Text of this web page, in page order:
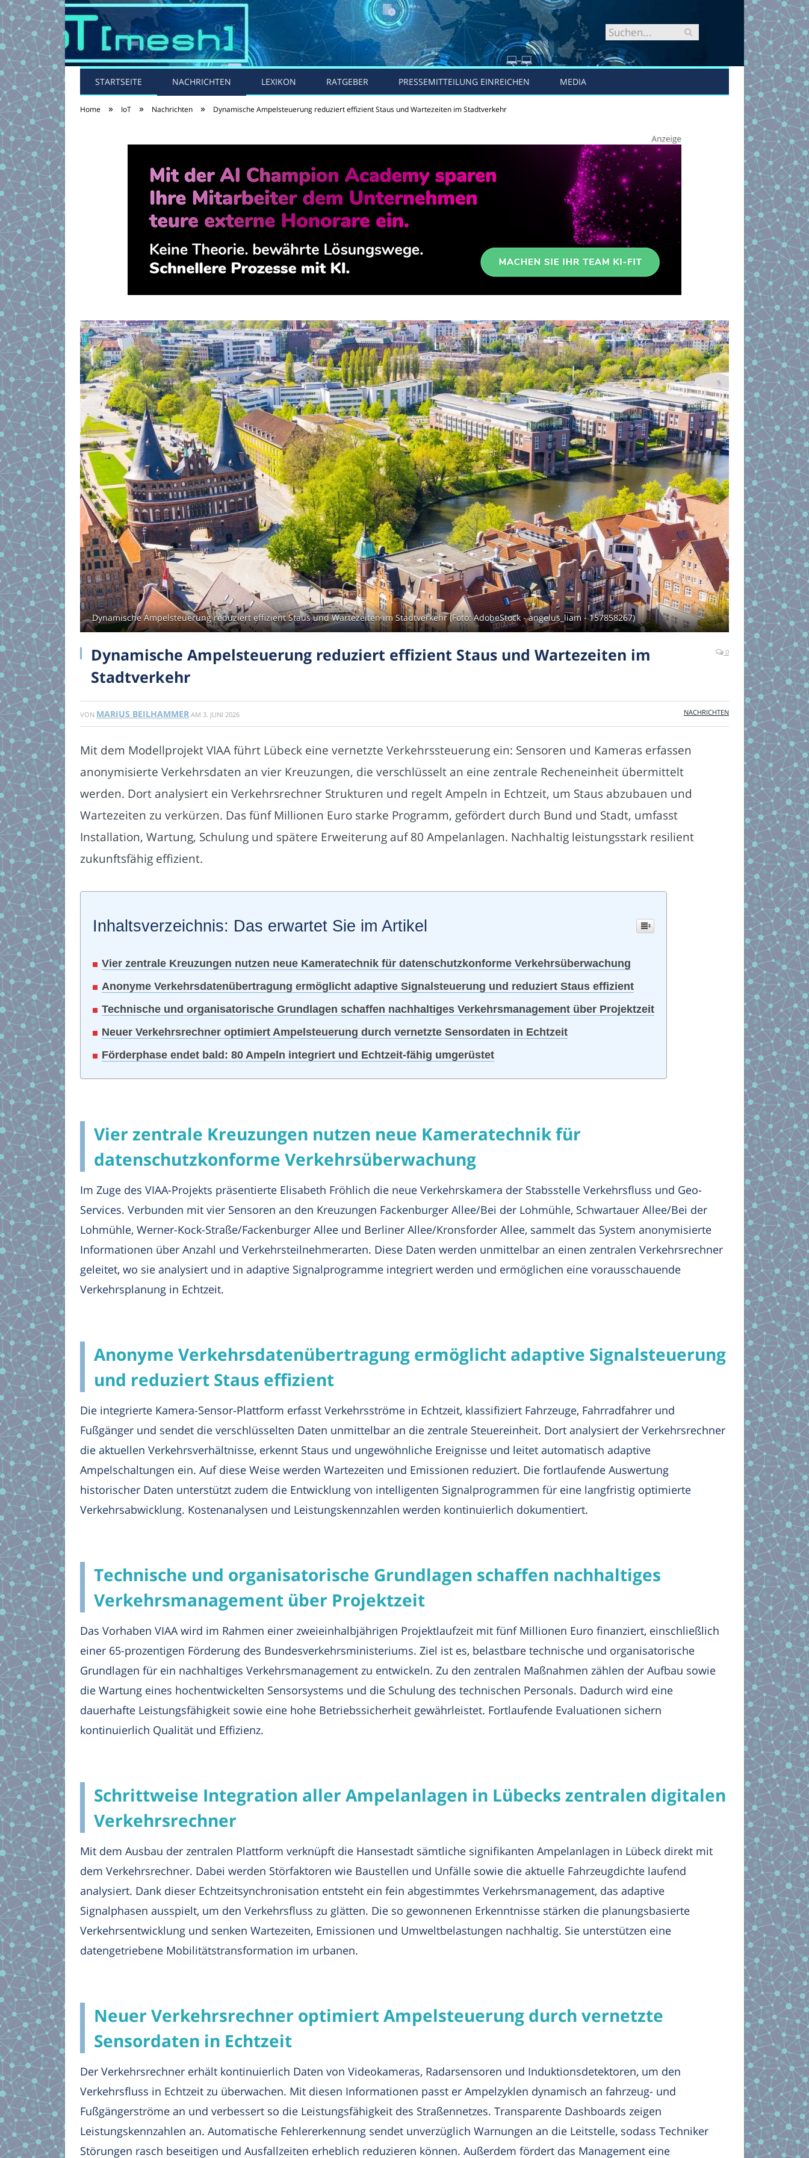
STARTSEITE NACHRICHTEN LEXIKON RATGEBER PRESSEMITTEILUNG EINREICHEN MEDIA
Home » IoT » Nachrichten » Dynamische Ampelsteuerung reduziert effizient Staus und Wartezeiten im Stadtverkehr
Dynamische Ampelsteuerung reduziert effizient Staus und Wartezeiten im Stadtverkehr (Foto: AdobeStock - angelus_liam - 157858267)
Dynamische Ampelsteuerung reduziert effizient Staus und Wartezeiten im
Stadtverkehr
0
VON MARIUS BEILHAMMER AM 3. JUNI 2026 NACHRICHTEN
Mit dem Modellprojekt VIAA führt Lübeck eine vernetzte Verkehrssteuerung ein: Sensoren und Kameras erfassen
anonymisierte Verkehrsdaten an vier Kreuzungen, die verschlüsselt an eine zentrale Recheneinheit übermittelt
werden. Dort analysiert ein Verkehrsrechner Strukturen und regelt Ampeln in Echtzeit, um Staus abzubauen und
Wartezeiten zu verkürzen. Das fünf Millionen Euro starke Programm, gefördert durch Bund und Stadt, umfasst
Installation, Wartung, Schulung und spätere Erweiterung auf 80 Ampelanlagen. Nachhaltig leistungsstark resilient
zukunftsfähig effizient.
Inhaltsverzeichnis: Das erwartet Sie im Artikel
Vier zentrale Kreuzungen nutzen neue Kameratechnik für datenschutzkonforme Verkehrsüberwachung
Anonyme Verkehrsdatenübertragung ermöglicht adaptive Signalsteuerung und reduziert Staus effizient
Technische und organisatorische Grundlagen schaffen nachhaltiges Verkehrsmanagement über Projektzeit
Neuer Verkehrsrechner optimiert Ampelsteuerung durch vernetzte Sensordaten in Echtzeit
Förderphase endet bald: 80 Ampeln integriert und Echtzeit-fähig umgerüstet
Vier zentrale Kreuzungen nutzen neue Kameratechnik für
datenschutzkonforme Verkehrsüberwachung
Im Zuge des VIAA-Projekts präsentierte Elisabeth Fröhlich die neue Verkehrskamera der Stabsstelle Verkehrsfluss und Geo-
Services. Verbunden mit vier Sensoren an den Kreuzungen Fackenburger Allee/Bei der Lohmühle, Schwartauer Allee/Bei der
Lohmühle, Werner-Kock-Straße/Fackenburger Allee und Berliner Allee/Kronsforder Allee, sammelt das System anonymisierte
Informationen über Anzahl und Verkehrsteilnehmerarten. Diese Daten werden unmittelbar an einen zentralen Verkehrsrechner
geleitet, wo sie analysiert und in adaptive Signalprogramme integriert werden und ermöglichen eine vorausschauende
Verkehrsplanung in Echtzeit.
Anonyme Verkehrsdatenübertragung ermöglicht adaptive Signalsteuerung
und reduziert Staus effizient
Die integrierte Kamera-Sensor-Plattform erfasst Verkehrsströme in Echtzeit, klassifiziert Fahrzeuge, Fahrradfahrer und
Fußgänger und sendet die verschlüsselten Daten unmittelbar an die zentrale Steuereinheit. Dort analysiert der Verkehrsrechner
die aktuellen Verkehrsverhältnisse, erkennt Staus und ungewöhnliche Ereignisse und leitet automatisch adaptive
Ampelschaltungen ein. Auf diese Weise werden Wartezeiten und Emissionen reduziert. Die fortlaufende Auswertung
historischer Daten unterstützt zudem die Entwicklung von intelligenten Signalprogrammen für eine langfristig optimierte
Verkehrsabwicklung. Kostenanalysen und Leistungskennzahlen werden kontinuierlich dokumentiert.
Technische und organisatorische Grundlagen schaffen nachhaltiges
Verkehrsmanagement über Projektzeit
Das Vorhaben VIAA wird im Rahmen einer zweieinhalbjährigen Projektlaufzeit mit fünf Millionen Euro finanziert, einschließlich
einer 65-prozentigen Förderung des Bundesverkehrsministeriums. Ziel ist es, belastbare technische und organisatorische
Grundlagen für ein nachhaltiges Verkehrsmanagement zu entwickeln. Zu den zentralen Maßnahmen zählen der Aufbau sowie
die Wartung eines hochentwickelten Sensorsystems und die Schulung des technischen Personals. Dadurch wird eine
dauerhafte Leistungsfähigkeit sowie eine hohe Betriebssicherheit gewährleistet. Fortlaufende Evaluationen sichern
kontinuierlich Qualität und Effizienz.
Schrittweise Integration aller Ampelanlagen in Lübecks zentralen digitalen
Verkehrsrechner
Mit dem Ausbau der zentralen Plattform verknüpft die Hansestadt sämtliche signifikanten Ampelanlagen in Lübeck direkt mit
dem Verkehrsrechner. Dabei werden Störfaktoren wie Baustellen und Unfälle sowie die aktuelle Fahrzeugdichte laufend
analysiert. Dank dieser Echtzeitsynchronisation entsteht ein fein abgestimmtes Verkehrsmanagement, das adaptive
Signalphasen ausspielt, um den Verkehrsfluss zu glätten. Die so gewonnenen Erkenntnisse stärken die planungsbasierte
Verkehrsentwicklung und senken Wartezeiten, Emissionen und Umweltbelastungen nachhaltig. Sie unterstützen eine
datengetriebene Mobilitätstransformation im urbanen.
Neuer Verkehrsrechner optimiert Ampelsteuerung durch vernetzte
Sensordaten in Echtzeit
Der Verkehrsrechner erhält kontinuierlich Daten von Videokameras, Radarsensoren und Induktionsdetektoren, um den
Verkehrsfluss in Echtzeit zu überwachen. Mit diesen Informationen passt er Ampelzyklen dynamisch an fahrzeug- und
Fußgängerströme an und verbessert so die Leistungsfähigkeit des Straßennetzes. Transparente Dashboards zeigen
Leistungskennzahlen an. Automatische Fehlererkennung sendet unverzüglich Warnungen an die Leitstelle, sodass Techniker
Störungen rasch beseitigen und Ausfallzeiten erheblich reduzieren können. Außerdem fördert das Management eine